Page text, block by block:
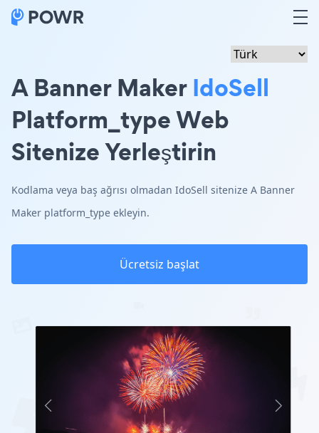
A Banner MakerIdoSell
Platform_type Web
Sitenize Yerleştirin
Kodlama veya baş ağrısı olmadan IdoSell sitenize A Banner
Maker platform_type ekleyin.
Ücretsiz başlat